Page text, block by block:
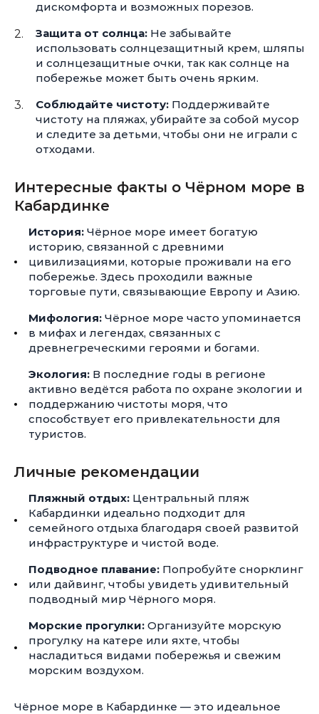
дискомфорта и возможных порезов.
Защита от солнца: Не забывайте
использовать солнцезащитный крем, шляпы
и солнцезащитные очки, так как солнце на
побережье может быть очень ярким.
Соблюдайте чистоту: Поддерживайте
чистоту на пляжах, убирайте за собой мусор
и следите за детьми, чтобы они не играли с
отходами.
Интересные факты о Чёрном море в
Кабардинке
История: Чёрное море имеет богатую
историю, связанной с древними
цивилизациями, которые проживали на его
побережье. Здесь проходили важные
торговые пути, связывающие Европу и Азию.
Мифология: Чёрное море часто упоминается
в мифах и легендах, связанных с
древнегреческими героями и богами.
Экология: В последние годы в регионе
активно ведётся работа по охране экологии и
поддержанию чистоты моря, что
способствует его привлекательности для
туристов.
Личные рекомендации
Пляжный отдых: Центральный пляж
Кабардинки идеально подходит для
семейного отдыха благодаря своей развитой
инфраструктуре и чистой воде.
Подводное плавание: Попробуйте снорклинг
или дайвинг, чтобы увидеть удивительный
подводный мир Чёрного моря.
Морские прогулки: Организуйте морскую
прогулку на катере или яхте, чтобы
насладиться видами побережья и свежим
морским воздухом.
Чёрное море в Кабардинке — это идеальное